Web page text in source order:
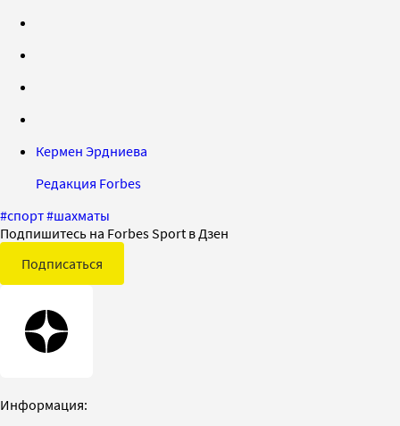
Кермен Эрдниева
Редакция Forbes
#спорт#шахматы
Подпишитесь на Forbes Sport в Дзен
Подписаться
Информация: